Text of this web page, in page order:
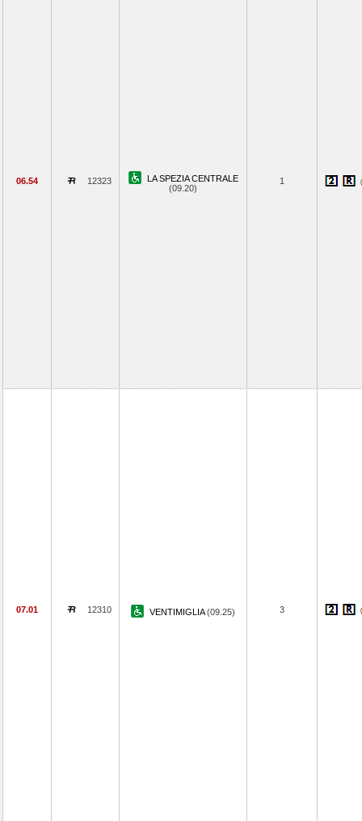
06.54 12323
LA SPEZIA CENTRALE
(09.20)
1
07.01 12310 VENTIMIGLIA(09.25) 3